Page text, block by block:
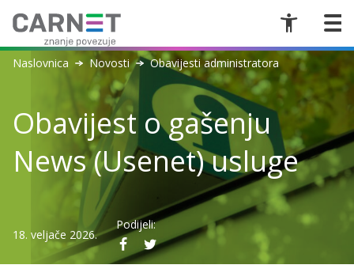
Naslovnica Novosti Obavijesti administratora
Obavijest o gašenju
News (Usenet) usluge
18. veljače 2026.
Podijeli: